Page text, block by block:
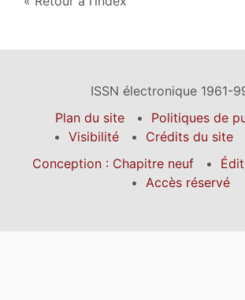
ISSN électronique 1961-
Plan du site
Politiques de
Visibilité
Crédits du site
Conception : Chapitre neuf
Accès réservé